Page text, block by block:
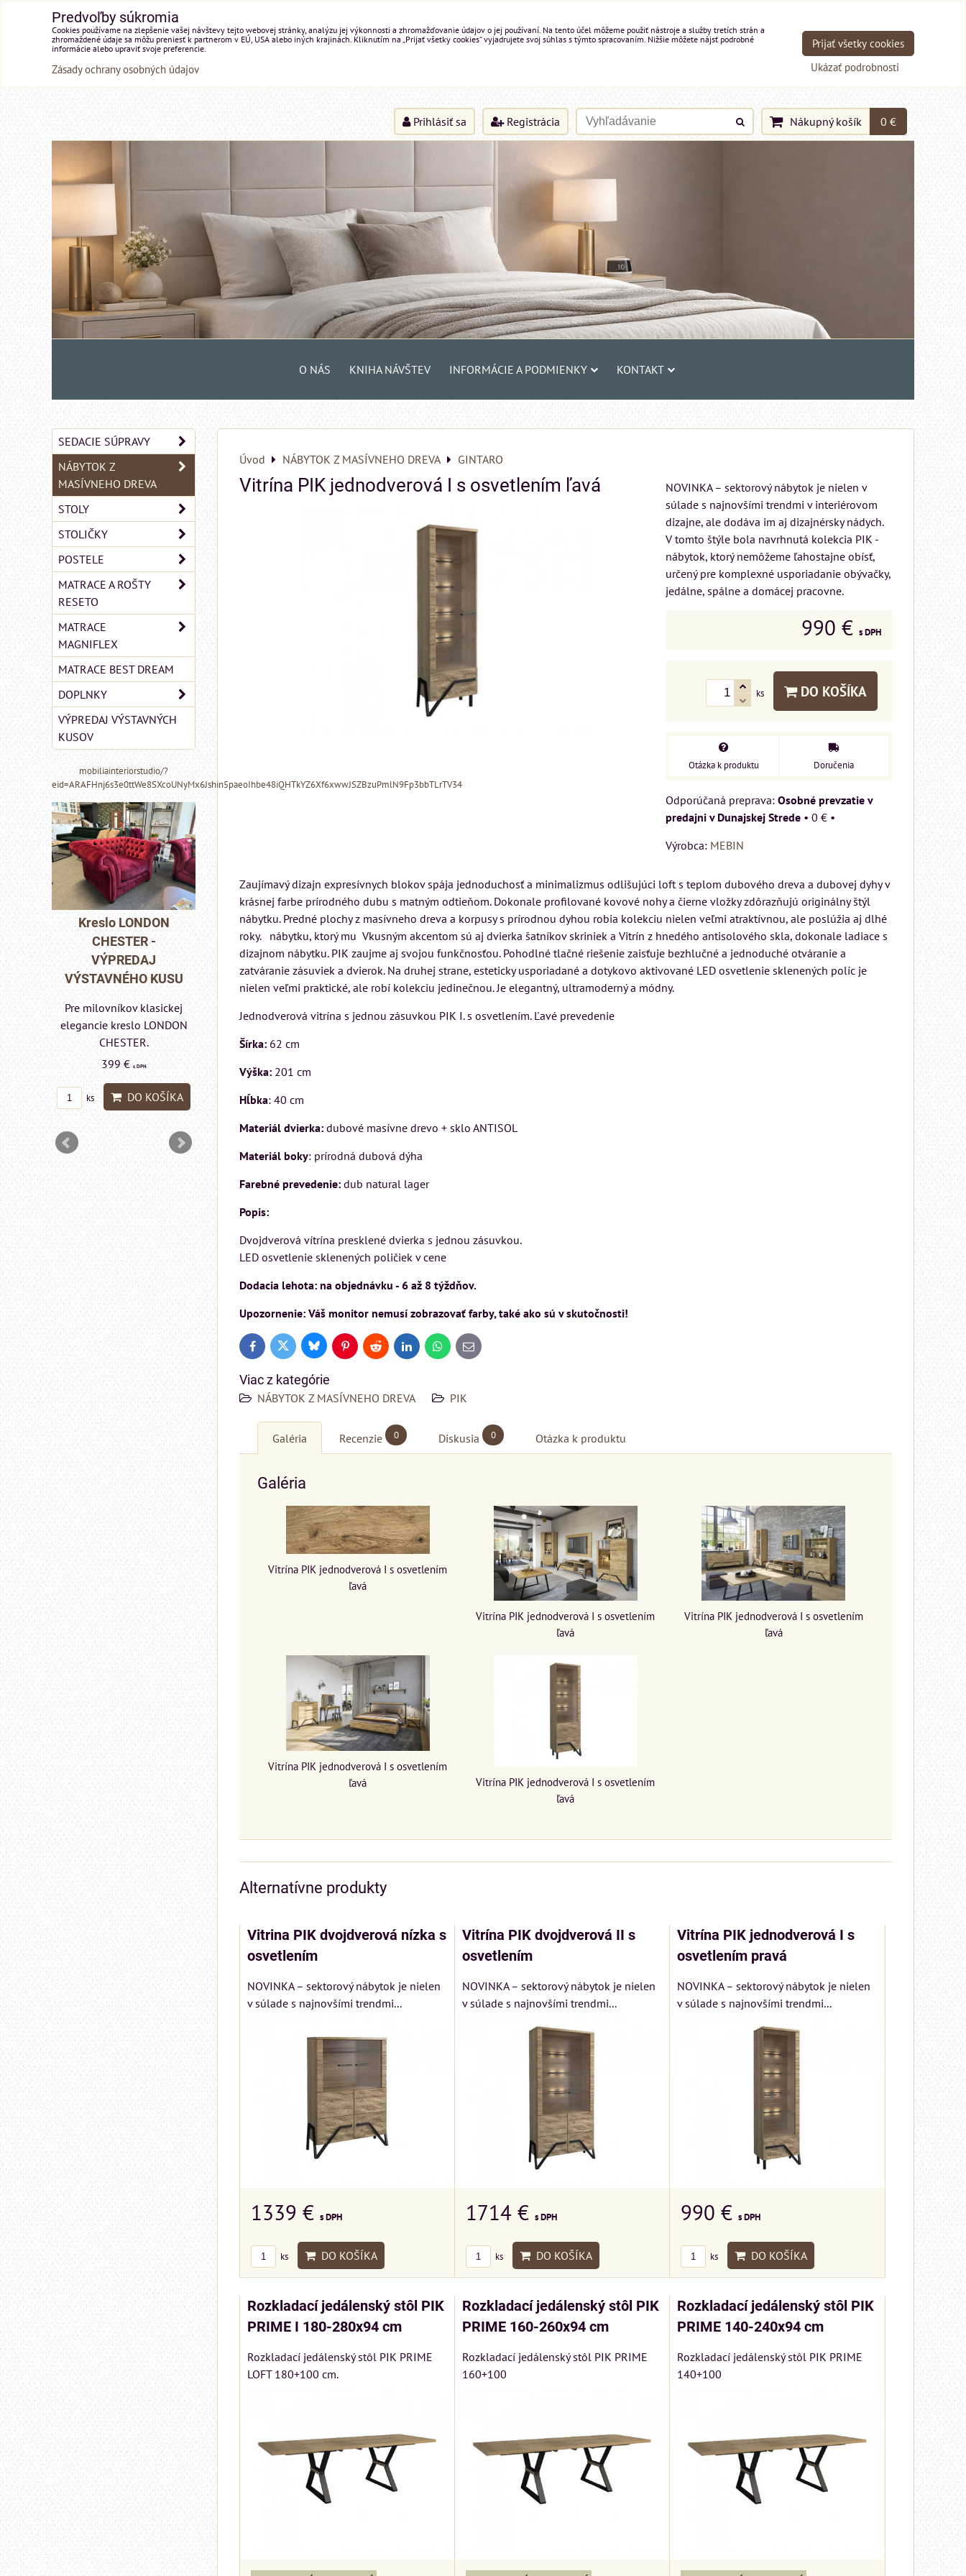
Prihlásiť sa Registrácia Nákupný košík 0 €
O NÁS KNIHA NÁVŠTEV INFORMÁCIE A PODMIENKY KONTAKT
Úvod NÁBYTOK Z MASÍVNEHO DREVA GINTARO
Vitrína PIK jednodverová I s osvetlením ľavá
NOVINKA – sektorový nábytok je nielen v
súlade s najnovšími trendmi v interiérovom
dizajne, ale dodáva im aj dizajnérsky nádych.
V tomto štýle bola navrhnutá kolekcia PIK -
nábytok, ktorý nemôžeme ľahostajne obísť,
určený pre komplexné usporiadanie obývačky,
jedálne, spálne a domácej pracovne.
990 € s DPH
ks DO KOŠÍKA
Otázka k produktu Doručenia
Osobné prevzatie v
predajni v Dunajskej Strede • 0 € •
Výrobca: MEBIN
Zaujímavý dizajn expresívnych blokov spája jednoduchosť a minimalizmus odlišujúci loft s teplom dubového dreva a dubovej dyhy v
krásnej farbe prírodného dubu s matným odtieňom. Dokonale profilované kovové nohy a čierne vložky zdôrazňujú originálny štýl
nábytku. Predné plochy z masívneho dreva a korpusy s prírodnou dyhou robia kolekciu nielen veľmi atraktívnou, ale poslúžia aj dlhé
roky. nábytku, ktorý mu Vkusným akcentom sú aj dvierka šatníkov skriniek a Vitrín z hnedého antisolového skla, dokonale ladiace s
dizajnom nábytku. PIK zaujme aj svojou funkčnosťou. Pohodlné tlačné riešenie zaisťuje bezhlučné a jednoduché otváranie a
zatváranie zásuviek a dvierok. Na druhej strane, esteticky usporiadané a dotykovo aktivované LED osvetlenie sklenených políc je
nielen veľmi praktické, ale robí kolekciu jedinečnou. Je elegantný, ultramoderný a módny.
Jednodverová vitrína s jednou zásuvkou PIK I. s osvetlením. Ľavé prevedenie
Šírka: 62 cm
Výška: 201 cm
Hĺbka: 40 cm
Materiál dvierka: dubové masívne drevo + sklo ANTISOL
Materiál boky: prírodná dubová dýha
Farebné prevedenie: dub natural lager
Popis:
Dvojdverová vítrína presklené dvierka s jednou zásuvkou.
LED osvetlenie sklenených poličiek v cene
Dodacia lehota: na objednávku - 6 až 8 týždňov.
Upozornenie: Váš monitor nemusí zobrazovať farby, také ako sú v skutočnosti!
FacebookTwitter BlueskyPinterestReddit LinkedInWhatsApp
E-
mail
Viac z kategórie
NÁBYTOK Z MASÍVNEHO DREVA PIK
Galéria Recenzie 0 Diskusia 0 Otázka k produktu
Galéria
Vitrína PIK jednodverová I s osvetlením
ľavá
Vitrína PIK jednodverová I s osvetlením
ľavá
Vitrína PIK jednodverová I s osvetlením
ľavá
Vitrína PIK jednodverová I s osvetlením
ľavá
Vitrína PIK jednodverová I s osvetlením
ľavá
Alternatívne produkty
Vitrina PIK dvojdverová nízka s
osvetlením
NOVINKA – sektorový nábytok je nielen
v súlade s najnovšími trendmi...
1339 € s DPH
ks DO KOŠÍKA
Vitrína PIK dvojdverová II s
osvetlením
NOVINKA – sektorový nábytok je nielen
v súlade s najnovšími trendmi...
1714 € s DPH
ks DO KOŠÍKA
Vitrína PIK jednodverová I s
osvetlením pravá
NOVINKA – sektorový nábytok je nielen
v súlade s najnovšími trendmi...
990 €s DPH
ks DO KOŠÍKA
Rozkladací jedálenský stôl PIK
PRIME I 180-280x94 cm
Rozkladací jedálenský stôl PIK PRIME
LOFT 180+100 cm.
Rozkladací jedálenský stôl PIK
PRIME 160-260x94 cm
Rozkladací jedálenský stôl PIK PRIME
160+100
Rozkladací jedálenský stôl PIK
PRIME 140-240x94 cm
Rozkladací jedálenský stôl PIK PRIME
140+100
SEDACIE SÚPRAVY
NÁBYTOK Z
MASÍVNEHO DREVA
STOLY
STOLIČKY
POSTELE
MATRACE A ROŠTY
RESETO
MATRACE
MAGNIFLEX
MATRACE BEST DREAM
DOPLNKY
VÝPREDAJ VÝSTAVNÝCH
KUSOV
mobiliainteriorstudio/?
eid=ARAFHnj6s3e0ttWe8SXcoUNyMx6Jshin5paeoIhbe48iQHTkYZ6Xf6xwwJSZBzuPmlN9Fp3bbTLrTV34
LONDON
-
KUSU
klasickej
kreslo LONDON
CHESTER.
399 € s DPH
DO KOŠÍKA
MIZAR - talianský
matrac 175x200 cm
Matrac MIZAR od
talianskeho systému
Rinaldi Bed System
ponúka...
699 € s DPH
ks DO KOŠÍKA
Pohovka LONDON
CHESTER -
VÝPREDAJ
VÝSTAVNÉHO KUSU
elegancie kreslo a
pohovka LONDON
599 €
Kreslo LONDON
CHESTER -
VÝPREDAJ
VÝSTAVNÉHO KUSU
elegancie kreslo LONDON
MIZAR - talianský
matrac 175x200 cm
Matrac MIZAR od
talianskeho systému
Rinaldi Bed System
ponúka...
699 €
Predvoľby súkromia
Cookies používame na zlepšenie vašej návštevy tejto webovej stránky, analýzu jej výkonnosti a zhromažďovanie údajov o jej používaní. Na tento účel môžeme použiť nástroje a služby tretích strán a
zhromaždené údaje sa môžu preniesť k partnerom v EÚ, USA alebo iných krajinách. Kliknutím na „Prijať všetky cookies“ vyjadrujete svoj súhlas s týmto spracovaním. Nižšie môžete nájsť podrobné
informácie alebo upraviť svoje preferencie.
Zásady ochrany osobných údajov Ukázať podrobnosti
Prijať všetky cookies